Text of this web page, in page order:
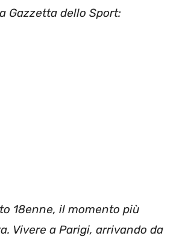
Gazzetta dello Sport:
18enne, il momento più
Vivere a Parigi, arrivando da